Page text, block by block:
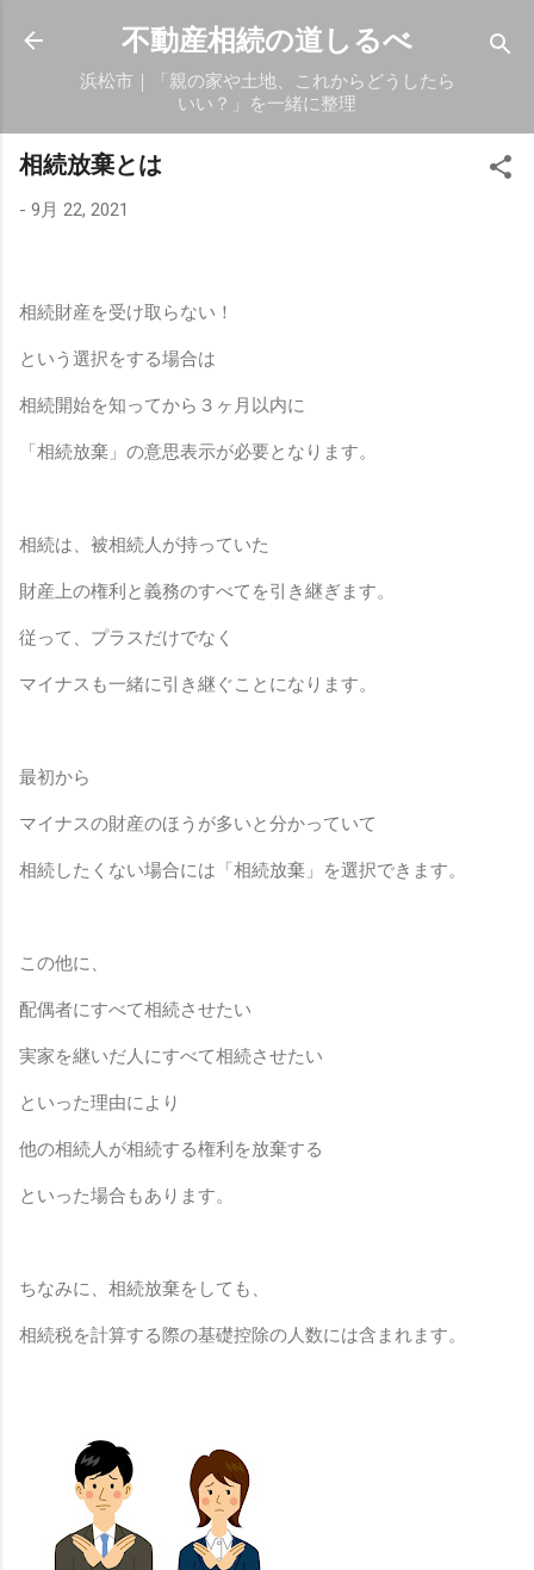
スキップしてメイン コンテンツに移動
不動産相続の道しるべ
浜松市｜「親の家や土地、これからどうしたら
いい？」を一緒に整理
相続放棄とは
- 9月 22, 2021
相続財産を受け取らない！
という選択をする場合は
相続開始を知ってから３ヶ月以内に
「相続放棄」の意思表示が必要となります。
相続は、被相続人が持っていた
財産上の権利と義務のすべてを引き継ぎます。
従って、プラスだけでなく
マイナスも一緒に引き継ぐことになります。
最初から
マイナスの財産のほうが多いと分かっていて
相続したくない場合には「相続放棄」を選択できます。
この他に、
配偶者にすべて相続させたい
実家を継いだ人にすべて相続させたい
といった理由により
他の相続人が相続する権利を放棄する
といった場合もあります。
ちなみに、相続放棄をしても、
相続税を計算する際の基礎控除の人数には含まれます。